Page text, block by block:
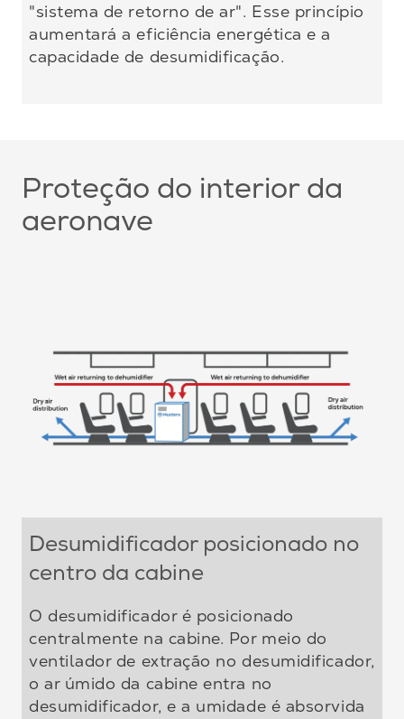
"sistema de retorno de ar". Esse princípio
aumentará a eficiência energética e a
capacidade de desumidificação.
Proteção do interior da
aeronave
Desumidificador posicionado no
centro da cabine
O desumidificador é posicionado
centralmente na cabine. Por meio do
ventilador de extração no desumidificador,
o ar úmido da cabine entra no
desumidificador, e a umidade é absorvida